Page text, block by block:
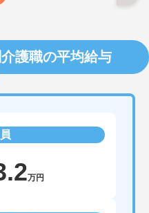
護職の平均給与
万円